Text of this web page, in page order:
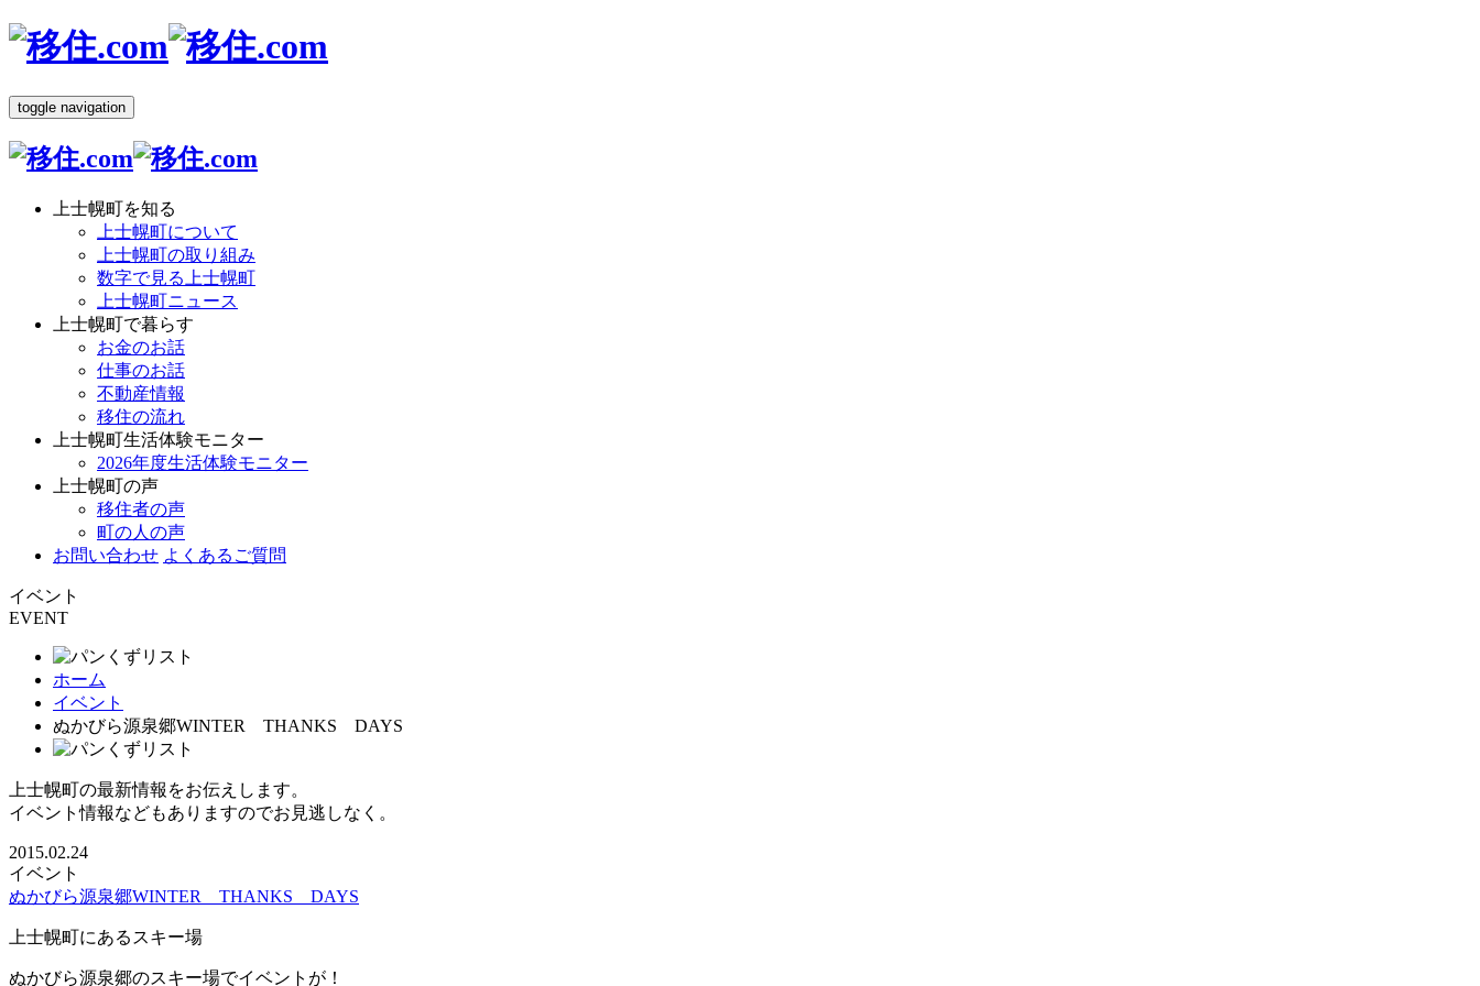
toggle navigation
上士幌町を知る
上士幌町について
上士幌町の取り組み
数字で見る上士幌町
上士幌町ニュース
上士幌町で暮らす
お金のお話
仕事のお話
不動産情報
移住の流れ
上士幌町生活体験モニター
2026年度生活体験モニター
上士幌町の声
移住者の声
町の人の声
お問い合わせ よくあるご質問
イベント
EVENT
ホーム
イベント
ぬかびら源泉郷WINTER THANKS DAYS
上士幌町の最新情報をお伝えします。
イベント情報などもありますのでお見逃しなく。
2015.02.24
イベント
ぬかびら源泉郷WINTER THANKS DAYS
上士幌町にあるスキー場
ぬかびら源泉郷のスキー場でイベントが！